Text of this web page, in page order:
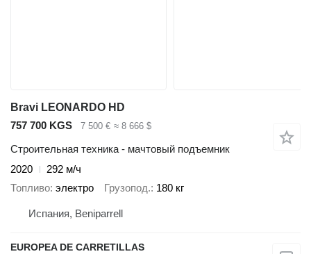
Bravi LEONARDO HD
757 700 KGS
7 500 € ≈ 8 666 $
Строительная техника - мачтовый подъемник
2020
292 м/ч
Топливо электро Грузопод. 180 кг
Испания, Beniparrell
EUROPEA DE CARRETILLAS